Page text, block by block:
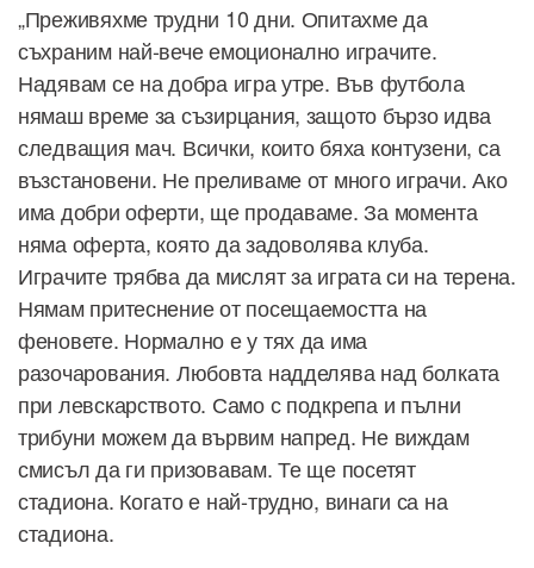
„Преживяхме трудни 10 дни. Опитахме да
съхраним най-вече емоционално играчите.
Надявам се на добра игра утре. Във футбола
нямаш време за съзирцания, защото бързо идва
следващия мач. Всички, които бяха контузени, са
възстановени. Не преливаме от много играчи. Ако
има добри оферти, ще продаваме. За момента
няма оферта, която да задоволява клуба.
Играчите трябва да мислят за играта си на терена.
Нямам притеснение от посещаемостта на
феновете. Нормално е у тях да има
разочарования. Любовта надделява над болката
при левскарството. Само с подкрепа и пълни
трибуни можем да вървим напред. Не виждам
смисъл да ги призовавам. Те ще посетят
стадиона. Когато е най-трудно, винаги са на
стадиона.